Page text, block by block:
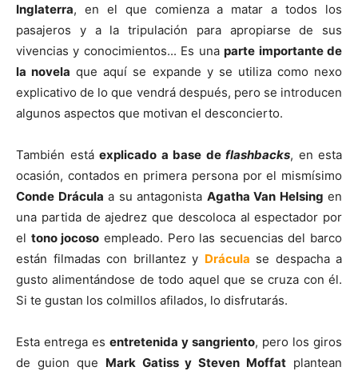
Inglaterra, en el que comienza a matar a todos los
pasajeros y a la tripulación para apropiarse de sus
vivencias y conocimientos... Es unaparte importante de
la novela que aquí se expande y se utiliza como nexo
explicativo de lo que vendrá después, pero se introducen
algunos aspectos que motivan el desconcierto.
También está explicado a base de flashbacks, en esta
ocasión, contados en primera persona por el mismísimo
Conde Drácula a su antagonista Agatha Van Helsing en
una partida de ajedrez que descoloca al espectador por
el tono jocoso empleado. Pero las secuencias del barco
están filmadas con brillantez y Drácula se despacha a
gusto alimentándose de todo aquel que se cruza con él.
Si te gustan los colmillos afilados, lo disfrutarás.
Esta entrega es entretenida y sangriento, pero los giros
de guion que Mark Gatiss y Steven Moffat plantean